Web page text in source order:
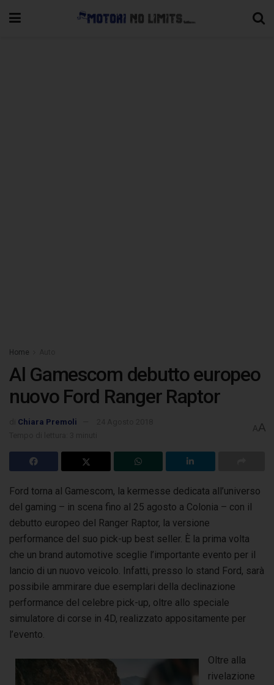
Home
Al Gamescom debutto europeo
nuovo Ford Ranger Raptor
Chiara Premoli
AA
Ford torna al Gamescom, la kermesse dedicata all’universo
del gaming – in scena fino al 25 agosto a Colonia – con il
debutto europeo del Ranger Raptor, la versione
performance del suo pick-up best seller. È la prima volta
che un brand automotive sceglie l’importante evento per il
lancio di un nuovo veicolo. Infatti, presso lo stand Ford, sarà
possibile ammirare due esemplari della declinazione
performance del celebre pick-up, oltre allo speciale
simulatore di corse in 4D, realizzato appositamente per
l’evento.
Oltre alla
rivelazione